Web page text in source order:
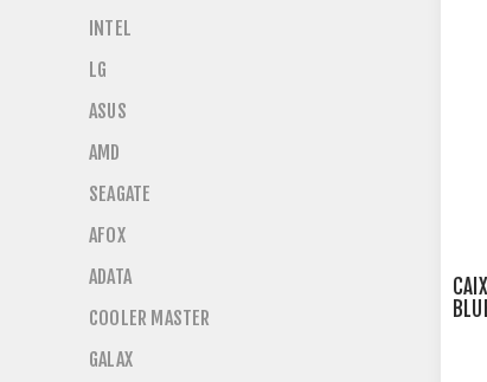
INTEL
LG
ASUS
AMD
SEAGATE
AFOX
ADATA
COOLER MASTER
GALAX